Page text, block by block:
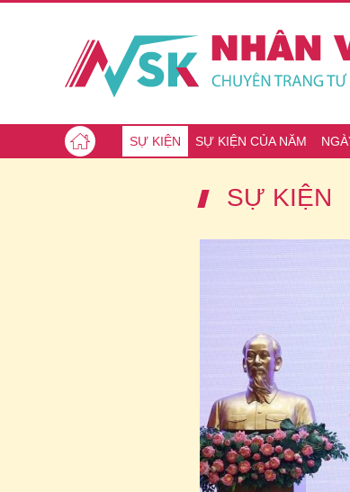
SỰ KIỆN SỰ KIỆN CỦA NĂM
SỰ KIỆN